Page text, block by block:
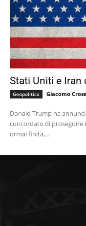
Stati Uniti e
Geopolitica Giacomo
Donald Trump ha
concordato di proseguire
ormai finita,...